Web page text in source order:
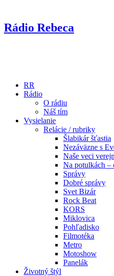
Rádio Rebeca
RR
Rádio
O rádiu
Náš tím
Vysielanie
Relácie / rubriky
Šlabikár šťastia
Nezáväzne s
Naše veci
Na potulkách –
Správy
Dobré správy
Svet Bizár
Rock Beat
KORS
Miklovica
Pohľadisko
Filmotéka
Metro
Motoshow
Panelák
Životný štýl